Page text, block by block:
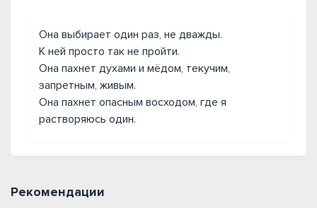
Она выбирает один раз, не дважды.
К ней просто так не пройти.
Она пахнет духами и мёдом, текучим,
запретным, живым.
Она пахнет опасным восходом, где я
растворяюсь один.
Рекомендации